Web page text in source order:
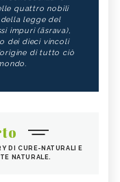
quattro nobili
legge del
impuri (āsrava),
dei dieci vincoli
di tutto ciò
DI CURE-NATURALI E
NATURALE.